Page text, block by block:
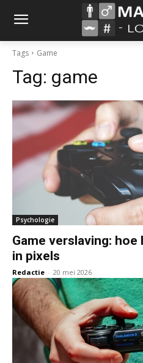
Tags Game
Tag: game
Psychologie
Game verslaving:
in pixels
Redactie - 20 mei 2026